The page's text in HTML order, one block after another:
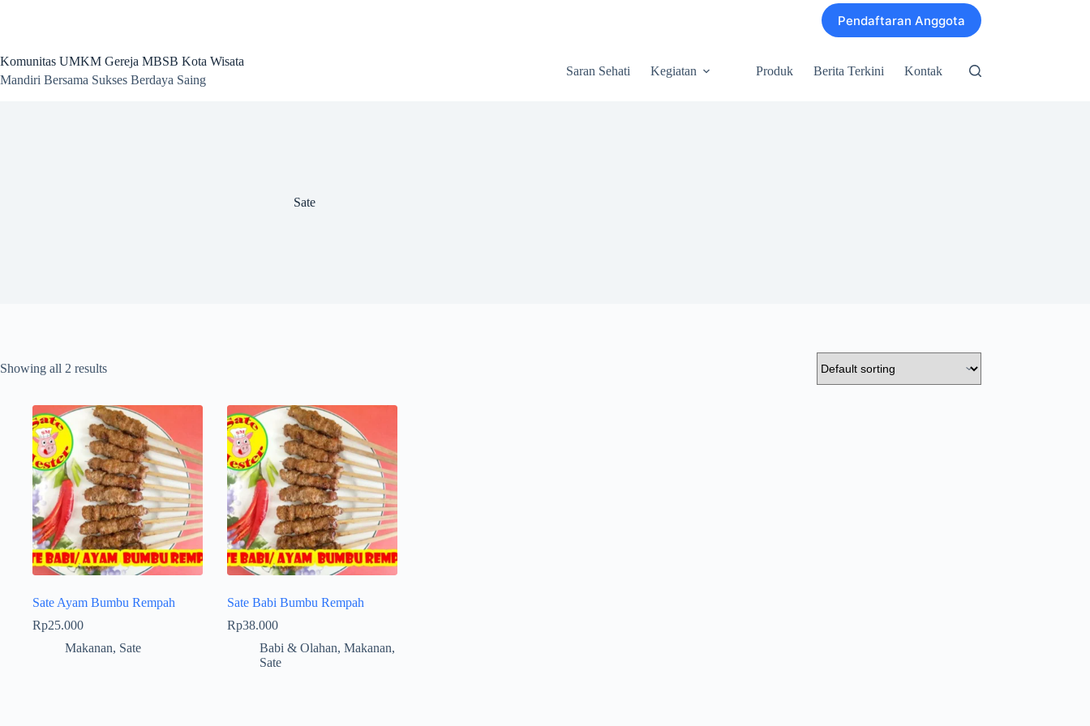
Pendaftaran Anggota
Komunitas UMKM Gereja MBSB Kota Wisata
Mandiri Bersama Sukses Berdaya Saing
Saran Sehati Kegiatan Produk Berita Terkini Kontak
Sate
Showing all 2 results
Sate Ayam Bumbu Rempah
Rp25.000
Makanan, Sate
Sate Babi Bumbu Rempah
Rp38.000
Babi & Olahan, Makanan,
Sate